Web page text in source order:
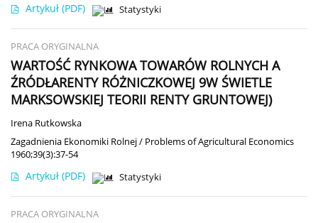
Artykuł (PDF) Statystyki
PRACA ORYGINALNA
WARTOŚĆ RYNKOWA TOWARÓW ROLNYCH A
ŹRÓDŁARENTY RÓŻNICZKOWEJ 9W ŚWIETLE
MARKSOWSKIEJ TEORII RENTY GRUNTOWEJ)
Irena Rutkowska
Zagadnienia Ekonomiki Rolnej / Problems of Agricultural Economics
1960;39(3):37-54
Artykuł (PDF) Statystyki
PRACA ORYGINALNA